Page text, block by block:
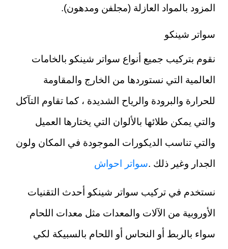
المزود بالمواد العازلة (مجلفن ومدهون).
سواتر شينكو
نقوم بتركيب جميع أنواع سواتر شينكو بالخامات
العالمية التي نستوردها من الخارج والمقاومة
للحرارة والبرودة والرياح الشديدة ، كما تقاوم التآكل
والتي يمكن طلائها بالألوان التي يختارها العميل
والتي تناسب الديكورات الموجودة في المكان ولون
الجدار وغير ذلك .سواتر احواش
نستخدم في تركيب سواتر شينكو أحدث التقنيات
الأوروبية من الآلات والمعدات مثل معدات اللحام
سواء بالربط أو النحاس أو اللحام بالسبيكة لكي